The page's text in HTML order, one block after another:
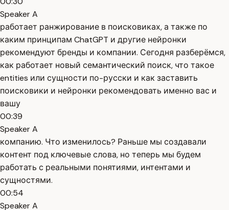
Speaker A
работает ранжирование в поисковиках, а также по
каким принципам ChatGPT и другие нейронки
рекомендуют бренды и компании. Сегодня разберёмся,
как работает новый семантический поиск, что такое
entities или сущности по-русски и как заставить
поисковики и нейронки рекомендовать именно вас и
вашу
00:39
Speaker A
компанию. Что изменилось? Раньше мы создавали
контент под ключевые слова, но теперь мы будем
работать с реальными понятиями, интентами и
сущностями.
00:54
Speaker A